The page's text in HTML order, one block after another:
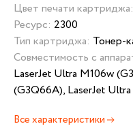
Цвет печати картриджа:
Ресурс: 2300
Тип картриджа: Тонер-
Совместимость с
LaserJet Ultra M106w
(G3Q66A), LaserJet
Все характеристики